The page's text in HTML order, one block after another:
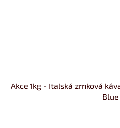
Akce 1kg - Italská zrnková
Blue